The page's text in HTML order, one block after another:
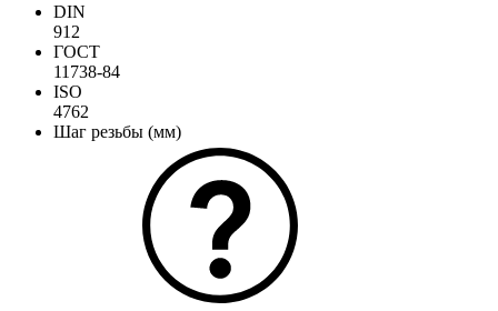
DIN
912
ГОСТ
11738-84
ISO
4762
Шаг резьбы (мм)